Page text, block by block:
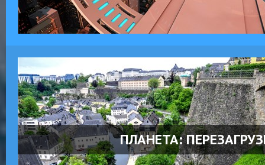
ПЛАНЕТА: